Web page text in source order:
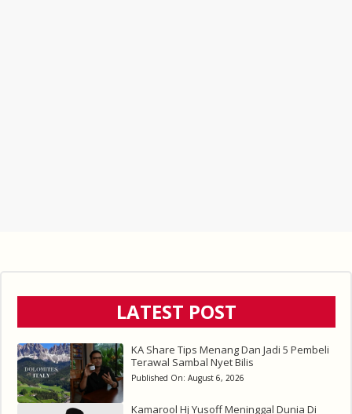
LATEST POST
KA Share Tips Menang Dan Jadi 5 Pembeli
Terawal Sambal Nyet Bilis
Published On: August 6, 2026
Kamarool Hj Yusoff Meninggal Dunia Di